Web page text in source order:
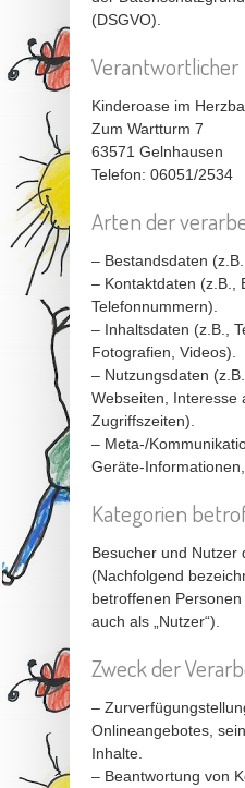
(DSGVO).
Verantwortlicher
Kinderoase im
Zum Wartturm 7
63571 Gelnhausen
Telefon: 06051/2534
Arten der
– Bestandsdaten
– Kontaktdaten (z.B.,
Telefonnummern).
– Inhaltsdaten (z.B.,
Fotografien, Videos).
– Nutzungsdaten
Webseiten, Interesse
Zugriffszeiten).
– Meta-/
Geräte-
Kategorien
Besucher und Nutzer
(Nachfolgend
betroffenen
auch als „Nutzer“).
Zweck der
–
Onlineangebotes,
Inhalte.
– Beantwortung von